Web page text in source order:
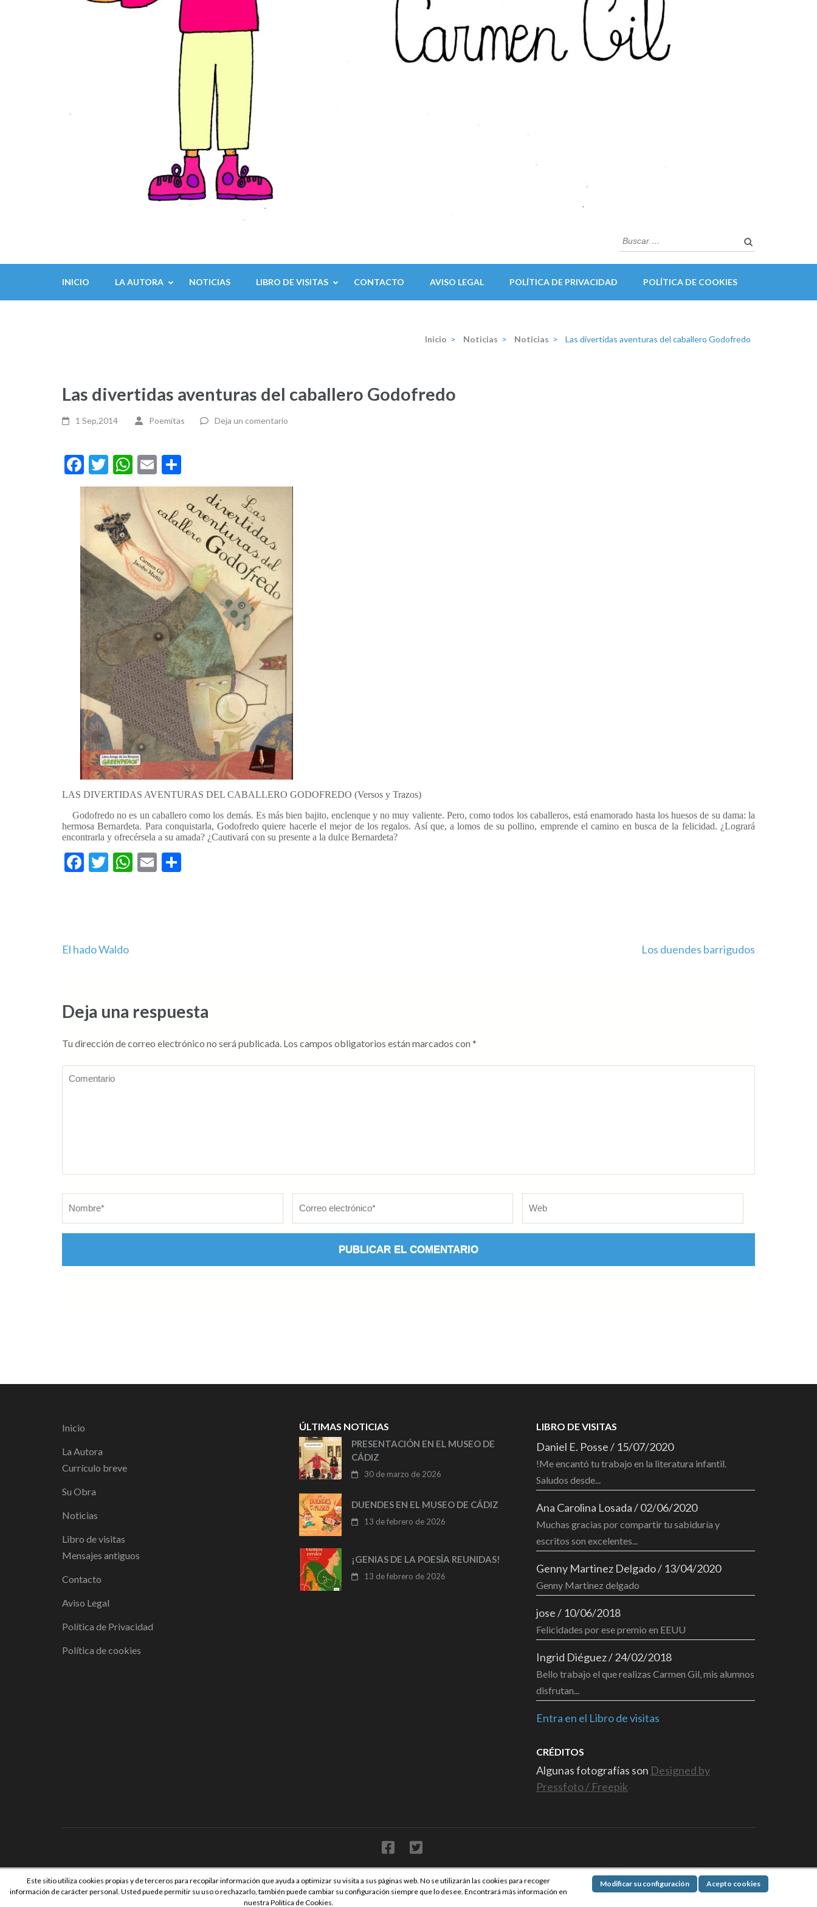
Buscar:
INICIO LA AUTORA NOTICIAS LIBRO DE VISITAS CONTACTO AVISO LEGAL POLÍTICA DE PRIVACIDAD POLÍTICA DE COOKIES
Inicio > Noticias > Noticias > Las divertidas aventuras del caballero Godofredo
Las divertidas aventuras del caballero Godofredo
1 Sep,2014 Poemitas Deja un comentario
Facebook
Twitter
WhatsApp
Email
LAS DIVERTIDAS AVENTURAS DEL CABALLERO GODOFREDO (Versos y Trazos)
Godofredo no es un caballero como los demás. Es más bien bajito, enclenque y no muy valiente. Pero, como todos los caballeros, está enamorado hasta los huesos de su dama: la
hermosa Bernardeta. Para conquistarla, Godofredo quiere hacerle el mejor de los regalos. Así que, a lomos de su pollino, emprende el camino en busca de la felicidad. ¿Logrará
encontrarla y ofrecérsela a su amada? ¿Cautivará con su presente a la dulce Bernardeta?
Facebook
Twitter
WhatsApp
Email
Navegación
entradas
El hado Waldo Los duendes barrigudos
Deja una respuesta
Tu dirección de correo electrónico no será publicada. Los campos obligatorios están marcados con *
electrónico*
Inicio
La Autora
Currículo breve
Su Obra
Noticias
Libro de visitas
Mensajes antiguos
Contacto
Aviso Legal
Política de Privacidad
Política de cookies
ÚLTIMAS NOTICIAS
PRESENTACIÓN EN EL MUSEO DE
CÁDIZ
30 de marzo de 2026
DUENDES EN EL MUSEO DE CÁDIZ
13 de febrero de 2026
¡GENIAS DE LA POESÍA REUNIDAS!
13 de febrero de 2026
LIBRO DE VISITAS
Daniel E. Posse/ 15/07/2020
!Me encantó tu trabajo en la literatura infantil.
Saludos desde...
Ana Carolina Losada/02/06/2020
Muchas gracias por compartir tu sabiduría y
escritos son excelentes...
Genny Martinez Delgado/ 13/04/2020
Genny Martinez delgado
jose/ 10/06/2018
Felicidades por ese premio en EEUU
Ingrid Diéguez/24/02/2018
Bello trabajo el que realizas Carmen Gil, mis alumnos
disfrutan...
Entra en el Libro de visitas
CRÉDITOS
Algunas fotografías son Designed by
Pressfoto / Freepik
Copyright ©2026Poemitas.Education Zone | Desarrollado porRara Themes. Funciona con WordPress
Este sitio utiliza cookies propias y de terceros para recopilar información que ayuda a optimizar su visita a sus páginas web. No se utilizarán las cookies para recoger
información de carácter personal. Usted puede permitir su uso o rechazarlo, también puede cambiar su configuración siempre que lo desee. Encontrará más información en
nuestra Política de Cookies.
Modificar su configuración Acepto cookies